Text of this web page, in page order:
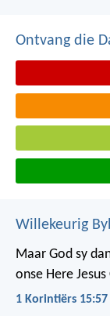
Ontvang die
Willekeurig
Maar God sy
onse Here Jesus
1 Korintiërs 15:57